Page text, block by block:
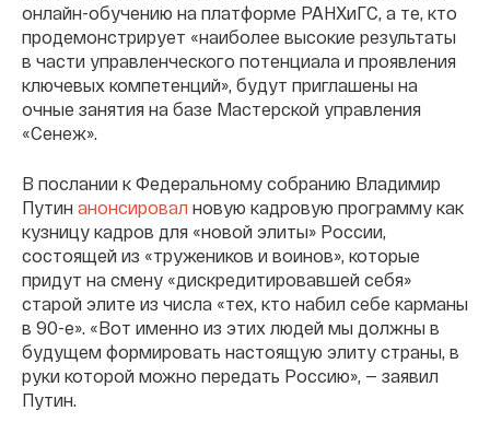
онлайн-обучению на платформе РАНХиГС, а те, кто
продемонстрирует «наиболее высокие результаты
в части управленческого потенциала и проявления
ключевых компетенций», будут приглашены на
очные занятия на базе Мастерской управления
«Сенеж».
В послании к Федеральному собранию Владимир
Путин анонсировал новую кадровую программу как
кузницу кадров для «новой элиты» России,
состоящей из «тружеников и воинов», которые
придут на смену «дискредитировавшей себя»
старой элите из числа «тех, кто набил себе карманы
в 90-е». «Вот именно из этих людей мы должны в
будущем формировать настоящую элиту страны, в
руки которой можно передать Россию», — заявил
Путин.